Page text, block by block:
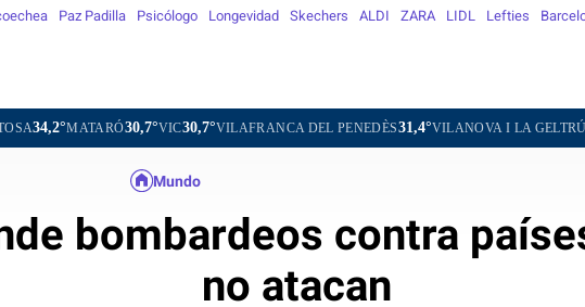
Paz Padilla Psicólogo Longevidad Skechers ALDI ZARA LIDL Lefties
30,7°VIC30,7°VILAFRANCA DEL PENEDÈS31,4°VILANOVA I LA GELTRÚ31,3°LA SEU
Mundo
bombardeos contra
no atacan